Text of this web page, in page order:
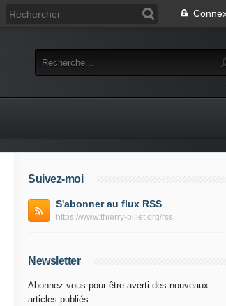
Suivez-moi
S'abonner au flux RSS
https://www.thierry-billet.org/rss
Newsletter
Abonnez-vous pour être averti des nouveaux
articles publiés.